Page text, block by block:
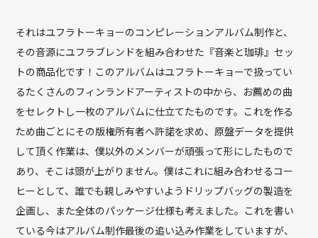
それはユフラトーキョーのコンピレーションアルバム制作と、
その音源にユフラブレンドを組み合わせた『音楽と珈琲』セッ
トの商品化です！このアルバムはユフラトーキョーで扱ってい
るたくさんのフィンランドアーティストの中から、お薦めの曲
をセレクトし一枚のアルバムに仕立てたものです。これを作る
ため曲ごとにその版権所有者へ許諾を求め、原盤データを提供
して頂く作業は、僕以外のメンバーが頑張って形にしたもので
あり、そこは頭が上がりません。僕はこれに組み合わせるコー
ヒーとして、誰でも親しみやすいようドリップバッグの製造を
企画し、また全体のパッケージ仕様も考えました。これを書い
ている今はアルバム制作最後の追い込み作業をしていますが、